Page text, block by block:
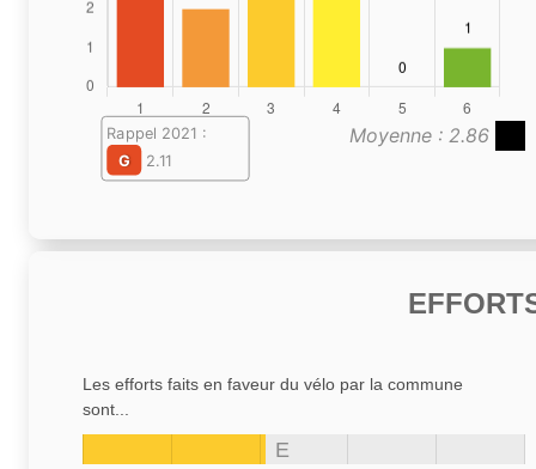
Moyenne : 2.86
Rappel 2021 :
G
2.11
Les efforts faits en faveur du vélo par la commune
sont...
E